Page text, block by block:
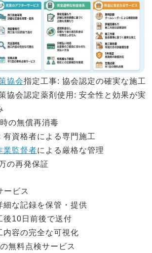
協会指定工事: 協会認定の確実な施工
協会認定薬剤使用 : 安全性と効果が実
の無償再消毒
有資格者による専門施工
業監督者による厳格な管理
の再発保証
ービス
細な記録を保管・提供
後10日前後で送付
内容の完全な可視化
無料点検サービス